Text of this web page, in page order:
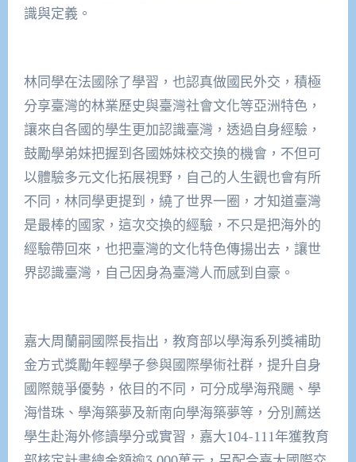
識與定義。
林同學在法國除了學習，也認真做國民外交，積極
分享臺灣的林業歷史與臺灣社會文化等亞洲特色，
讓來自各國的學生更加認識臺灣，透過自身經驗，
鼓勵學弟妹把握到各國姊妹校交換的機會，不但可
以體驗多元文化拓展視野，自己的人生觀也會有所
不同，林同學更提到，繞了世界一圈，才知道臺灣
是最棒的國家，這次交換的經驗，不只是把海外的
經驗帶回來，也把臺灣的文化特色傳揚出去，讓世
界認識臺灣，自己因身為臺灣人而感到自豪。
嘉大周蘭嗣國際長指出，教育部以學海系列獎補助
金方式獎勵年輕學子參與國際學術社群，提升自身
國際競爭優勢，依目的不同，可分成學海飛颺、學
海惜珠、學海築夢及新南向學海築夢等，分別薦送
學生赴海外修讀學分或實習，嘉大104-111年獲教育